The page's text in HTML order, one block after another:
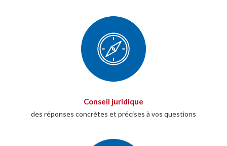
Conseil juridique
des réponses concrètes et précises à vos questions